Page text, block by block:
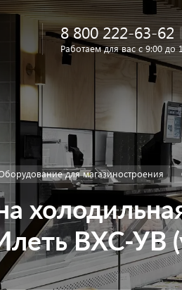
8 800 222-63-62
Работаем для вас с 9:00 до
для магазиностроения
ВХС-УВ